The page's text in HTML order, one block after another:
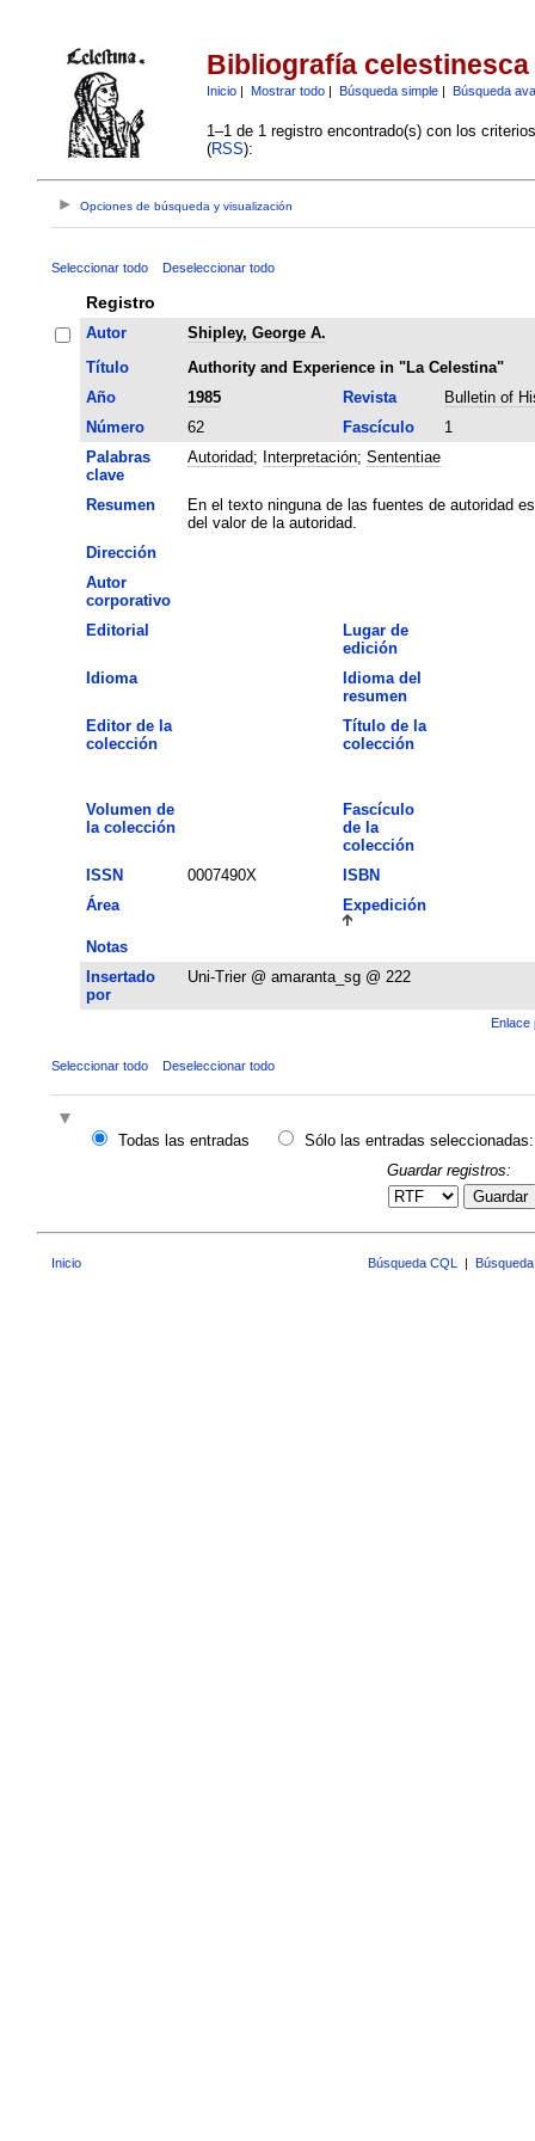
Bibliografía celestinesca
Inicio| Mostrar todo| Búsqueda simple| Búsqueda
1–1 de 1 registro encontrado(s) con los
(RSS):
Opciones de búsqueda y visualización
Seleccionar todo Deseleccionar todo
Registro
Autor
Shipley, George A.
Título
Authority and Experience in "La Celestina"
Año
1985 Revista
Bulletin of
Número
62 Fascículo
1
Palabras
clave
Autoridad; Interpretación; Sententiae
Resumen
En el texto ninguna de las fuentes de autoridad
del valor de la autoridad.
Dirección
Autor
corporativo
Editorial
Lugar de
edición
Idioma
Idioma del
resumen
Editor de la
colección
Título de la
colección
Volumen de
la colección
Fascículo
de la
colección
ISSN
0007490X
ISBN
Área
Expedición
Notas
Insertado
por
Uni-Trier @ amaranta_sg @ 222
Enlace
Seleccionar todo Deseleccionar todo
Todas las entradas
Sólo las entradas seleccionadas:
Guardar registros:
Guardar
Inicio Búsqueda CQL